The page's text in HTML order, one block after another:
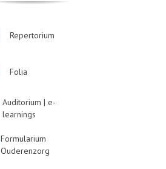
Repertorium
Folia
Auditorium | e-
learnings
Formularium
Ouderenzorg